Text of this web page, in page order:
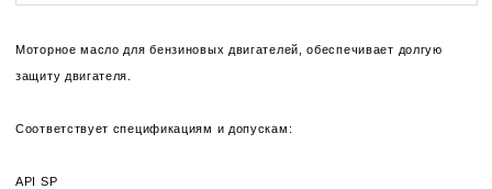
Моторное масло для бензиновых двигателей, обеспечивает долгую
защиту двигателя.
Соответствует спецификациям и допускам:
API SP